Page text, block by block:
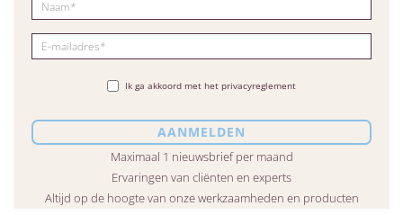
Ik ga akkoord met het privacyreglement
Maximaal 1 nieuwsbrief per maand
Ervaringen van cliënten en experts
Altijd op de hoogte van onze werkzaamheden en producten